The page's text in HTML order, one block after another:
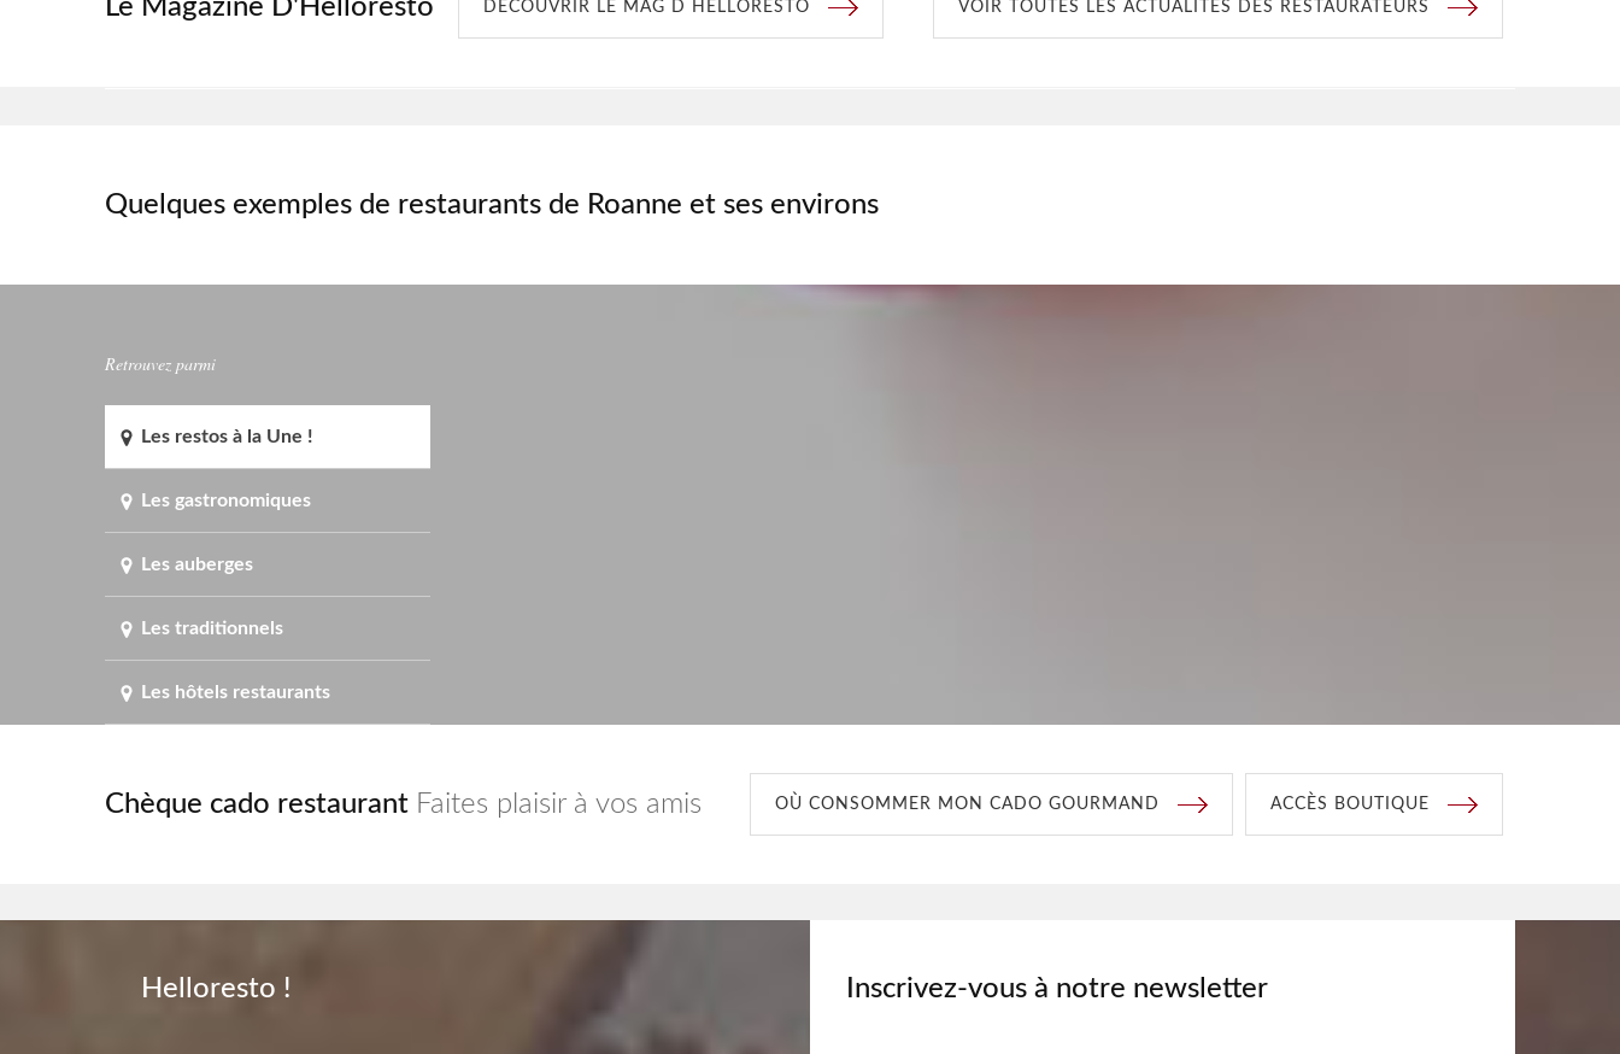
Le Magazine D'Helloresto DÉCOUVRIR LE MAG D HELLORESTO VOIR TOUTES LES ACTUALITÉS DES RESTAURATEURS
Quelques exemples de restaurants de Roanne et ses environs
Retrouvez parmi
Les restos à la Une !
Les gastronomiques
Les auberges
Les traditionnels
Les hôtels restaurants
Chèque cado restaurant Faites plaisir à vos amis ACCÈS BOUTIQUE
OÙ CONSOMMER MON CADO GOURMAND
Helloresto ! Inscrivez-vous à notre newsletter